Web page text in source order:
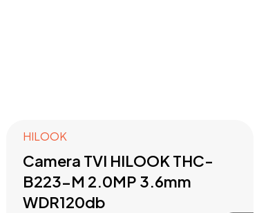
HILOOK
Camera TVI HILOOK THC-
B223-M 2.0MP 3.6mm
WDR120db